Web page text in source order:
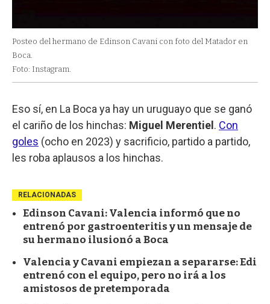
Posteo del hermano de Edinson Cavani con foto del Matador en
Boca.
Foto: Instagram.
Eso sí, en La Boca ya hay un uruguayo que se ganó
el cariño de los hinchas: Miguel Merentiel . Con
goles (ocho en 2023) y sacrificio, partido a partido,
les roba aplausos a los hinchas.
RELACIONADAS
Edinson Cavani: Valencia informó que no
entrenó por gastroenteritis y un mensaje de
su hermano ilusionó a Boca
Valencia y Cavani empiezan a separarse: Edi
entrenó con el equipo, pero no irá a los
amistosos de pretemporada